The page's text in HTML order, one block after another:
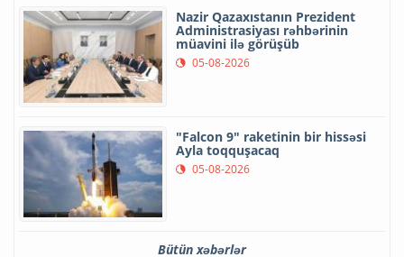
Nazir Qazaxıstanın Prezident
Administrasiyası rəhbərinin
müavini ilə görüşüb
05-08-2026
"Falcon 9" raketinin bir hissəsi
Ayla toqquşacaq
05-08-2026
Bütün xəbərlər